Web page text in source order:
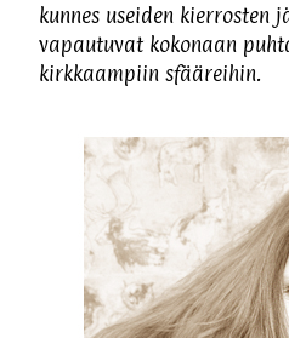
kunnes useiden kierrosten
vapautuvat kokonaan
kirkkaampiin sfääreihin.